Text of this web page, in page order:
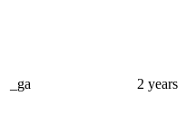
_ga 2 years